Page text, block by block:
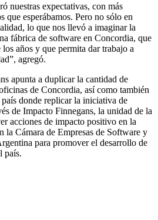
nuestras expectativas, con más
que esperábamos. Pero no sólo en
lo que nos llevó a imaginar la
fábrica de software en Concordia, que
años y que permita dar trabajo a
agregó.
apunta a duplicar la cantidad de
de Concordia, así como también
donde replicar la iniciativa de
de Impacto Finnegans, la unidad de la
acciones de impacto positivo en la
la Cámara de Empresas de Software y
para promover el desarrollo de
país.